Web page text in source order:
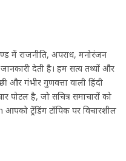
में राजनीति, अपराध, मनोरंजन
देती है। हम सत्य तथ्यों और
और गंभीर गुणवत्ता वाली हिंदी
पोर्टल है, जो सचित्र समाचारों को
ट्रेंडिंग टॉपिक पर विचारशील